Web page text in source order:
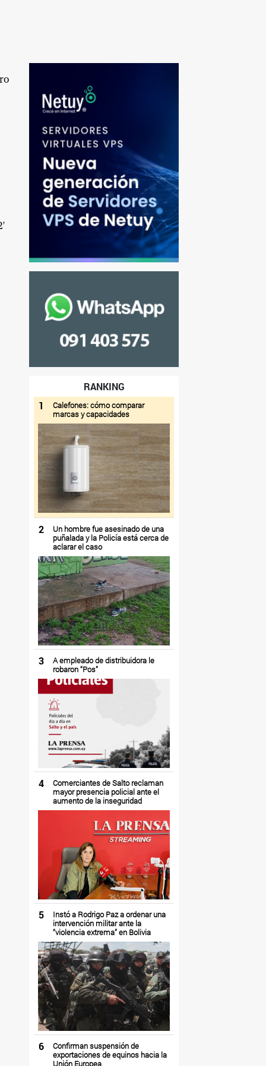
RANKING
1
Calefones: cómo comparar
marcas y capacidades
2
Un hombre fue asesinado de una
puñalada y la Policía está cerca de
aclarar el caso
3
A empleado de distribuidora le
robaron “Pos”
4
Comerciantes de Salto reclaman
mayor presencia policial ante el
aumento de la inseguridad
5
Instó a Rodrigo Paz a ordenar una
intervención militar ante la
“violencia extrema” en Bolivia
6
Confirman suspensión de
exportaciones de equinos hacia la
Unión Europea